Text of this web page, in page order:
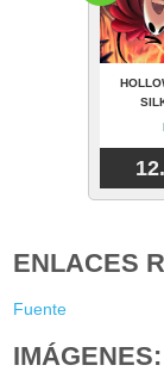
ENLACES
Fuente
IMÁGENES: